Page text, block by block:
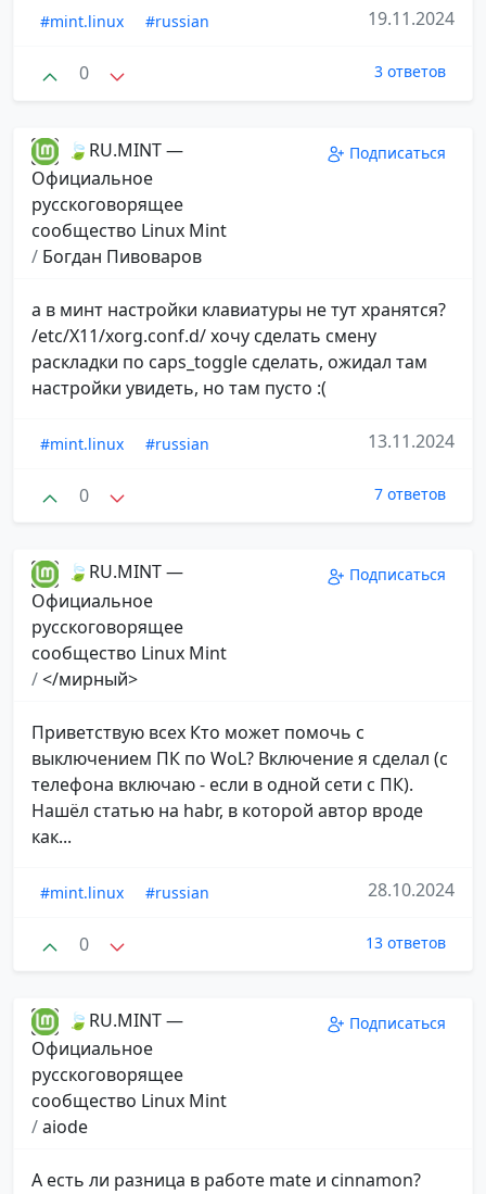
#mint.linux #russian 19.11.2024
0 3 ответов
🍃RU.MINT —
Официальное
русскоговорящее
сообщество Linux Mint
/ Богдан Пивоваров
Подписаться
а в минт настройки клавиатуры не тут хранятся?
/etc/X11/xorg.conf.d/ хочу сделать смену
раскладки по caps_toggle сделать, ожидал там
настройки увидеть, но там пусто :(
#mint.linux #russian 13.11.2024
0 7 ответов
🍃RU.MINT —
Официальное
русскоговорящее
сообщество Linux Mint
/</мирный> ᅠ
Подписаться
Приветствую всех Кто может помочь с
выключением ПК по WoL? Включение я сделал (с
телефона включаю - если в одной сети с ПК).
Нашёл статью на habr, в которой автор вроде
как...
#mint.linux #russian 28.10.2024
0 13 ответов
🍃RU.MINT —
Официальное
русскоговорящее
сообщество Linux Mint
/aiode
Подписаться
А есть ли разница в работе mate и cinnamon?